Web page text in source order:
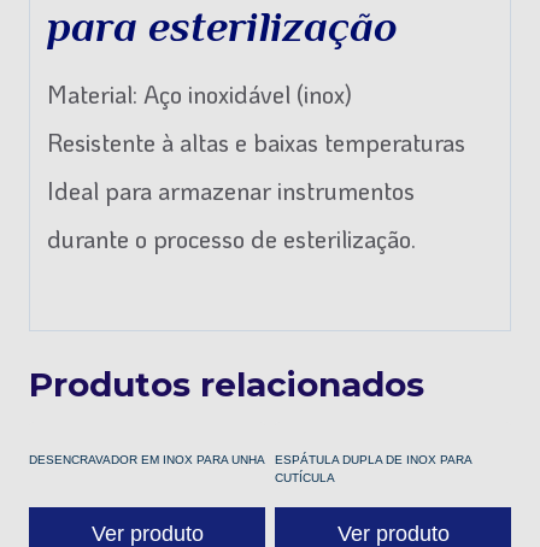
para esterilização
Material: Aço inoxidável (inox)
Resistente à altas e baixas temperaturas
Ideal para armazenar instrumentos
durante o processo de esterilização.
Produtos relacionados
DESENCRAVADOR EM INOX PARA UNHA
Ver produto
ESPÁTULA DUPLA DE INOX PARA
CUTÍCULA
Ver produto